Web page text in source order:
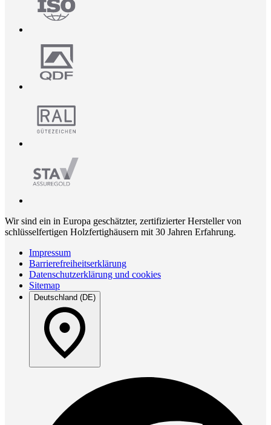
Wir sind ein in Europa geschätzter, zertifizierter Hersteller von
schlüsselfertigen Holzfertighäusern mit 30 Jahren Erfahrung.
Impressum
Barrierefreiheitserklärung
Datenschutzerklärung und cookies
Sitemap
Deutschland (DE)